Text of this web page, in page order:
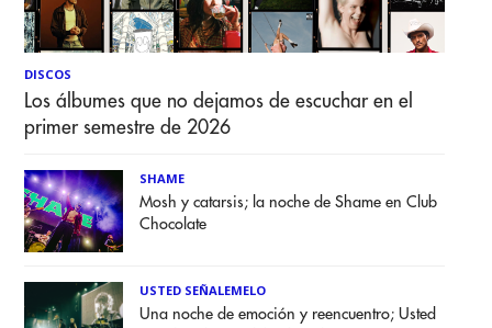
DISCOS
Los álbumes que no dejamos de escuchar en el
primer semestre de 2026
SHAME
Mosh y catarsis; la noche de Shame en Club
Chocolate
USTED SEÑALEMELO
Una noche de emoción y reencuentro; Usted